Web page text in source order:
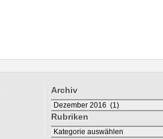
Archiv
Archiv
Rubriken
Rubriken